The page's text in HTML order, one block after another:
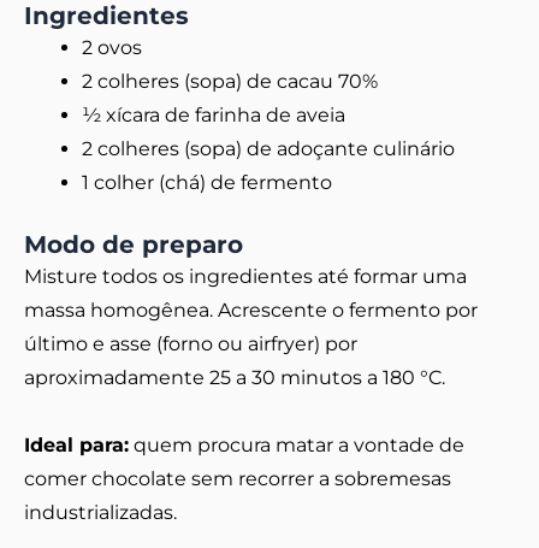
Ingredientes
2 ovos
2 colheres (sopa) de cacau 70%
½ xícara de farinha de aveia
2 colheres (sopa) de adoçante culinário
1 colher (chá) de fermento
Modo de preparo
Misture todos os ingredientes até formar uma
massa homogênea. Acrescente o fermento por
último e asse (forno ou airfryer) por
aproximadamente 25 a 30 minutos a 180 °C.
Ideal para: quem procura matar a vontade de
comer chocolate sem recorrer a sobremesas
industrializadas.